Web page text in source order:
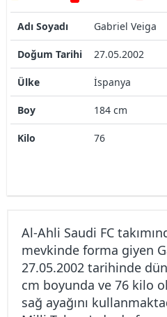
Adı Soyadı Gabriel Veiga
Doğum Tarihi 27.05.2002
Ülke İspanya
Boy 184 cm
Kilo 76
Al-Ahli Saudi FC
mevkinde forma giyen
27.05.2002 tarihinde
cm boyunda ve 76 kilo
sağ ayağını